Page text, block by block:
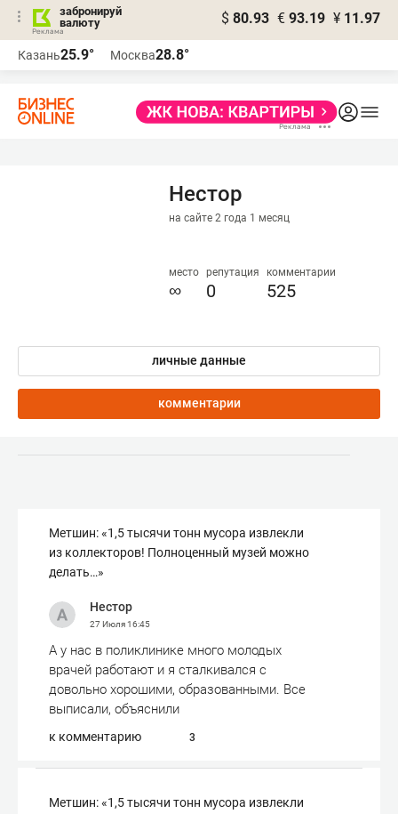
забронируй
валюту
$ 80.93 € 93.19 ¥ 11.97
Казань25.9° Москва28.8°
Нестор
на сайте 2 года 1 месяц
место
∞
репутация
0
комментарии
525
личные данные
комментарии
Метшин: «1,5 тысячи тонн мусора извлекли
из коллекторов! Полноценный музей можно
делать…»
Нестор
27 Июля16:45
А у нас в поликлинике много молодых
врачей работают и я сталкивался с
довольно хорошими, образованными. Все
выписали, объяснили
к комментарию 3
Метшин: «1,5 тысячи тонн мусора извлекли